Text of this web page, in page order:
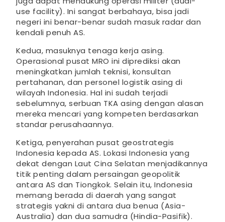
use facility). Ini sangat berbahaya, bisa jadi
negeri ini benar-benar sudah masuk radar dan
kendali penuh AS.
Kedua, masuknya tenaga kerja asing.
Operasional pusat MRO ini diprediksi akan
meningkatkan jumlah teknisi, konsultan
pertahanan, dan personel logistik asing di
wilayah Indonesia. Hal ini sudah terjadi
sebelumnya, serbuan TKA asing dengan alasan
mereka mencari yang kompeten berdasarkan
standar perusahaannya.
Ketiga, penyerahan pusat geostrategis
Indonesia kepada AS. Lokasi Indonesia yang
dekat dengan Laut Cina Selatan menjadikannya
titik penting dalam persaingan geopolitik
antara AS dan Tiongkok. Selain itu, Indonesia
memang berada di daerah yang sangat
strategis yakni di antara dua benua (Asia-
Australia) dan dua samudra (Hindia-Pasifik).